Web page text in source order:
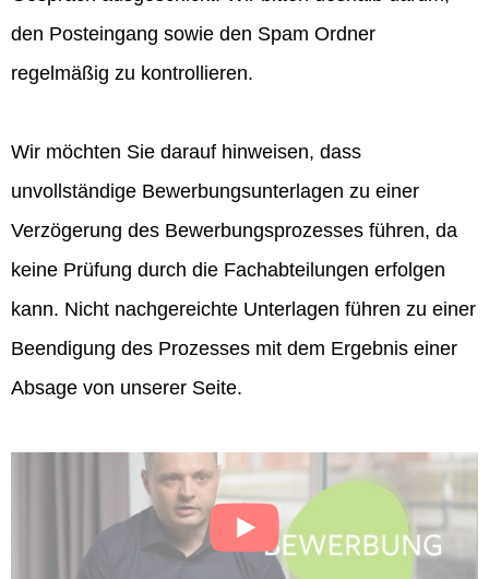
den Posteingang sowie den Spam Ordner
regelmäßig zu kontrollieren.
Wir möchten Sie darauf hinweisen, dass
unvollständige Bewerbungsunterlagen zu einer
Verzögerung des Bewerbungsprozesses führen, da
keine Prüfung durch die Fachabteilungen erfolgen
kann. Nicht nachgereichte Unterlagen führen zu einer
Beendigung des Prozesses mit dem Ergebnis einer
Absage von unserer Seite.